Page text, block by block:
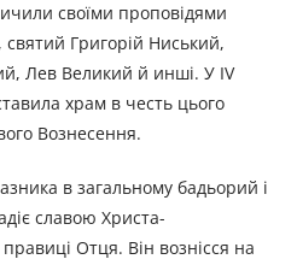
своїми проповідями
Григорій Ниський,
Лев Великий й инші. У IV
храм в честь цього
Вознесення.
в загальному бадьорий і
славою Христа-
Отця. Він вознісся на